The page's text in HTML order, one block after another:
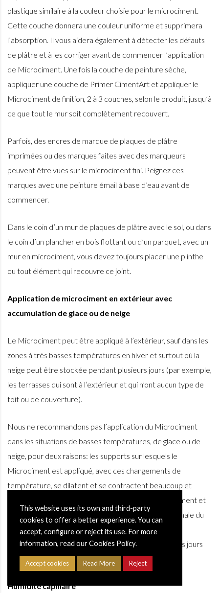
plastique similaire à la couleur choisie pour le microciment.
Cette couche donnera une couleur uniforme et supprimera
l’absorption. Il vous aidera également à détecter les défauts
de plâtre et à les corriger avant de commencer l’application
de Microciment. Une fois la couche de peinture sèche,
appliquer une couche de Primer CimentArt et appliquer le
Microciment de finition, 2 à 3 couches, selon le produit, jusqu’à
ce que tout le mur soit complètement recouvert.
Parfois, des encres de marque de plaques de plâtre
imprimées ou des marques faites avec des marqueurs
peuvent être vues sur le microciment fini. Peignez ces
marques avec une peinture émail à base d’eau avant de
commencer.
Dans le coin d’un mur de plaques de plâtre avec le sol, ou dans
le coin d’un plancher en bois flottant ou d’un parquet, avec un
mur en microciment, vous devez toujours placer une plinthe
ou tout élément qui recouvre ce joint.
Application de microciment en extérieur avec
accumulation de glace ou de neige
Le Microciment peut être appliqué à l’extérieur, sauf dans les
zones à très basses températures en hiver et surtout où la
neige peut être stockée pendant plusieurs jours (par exemple,
les terrasses qui sont à l’extérieur et qui n’ont aucun type de
toit ou de couverture).
Nous ne recommandons pas l’application du Microciment
dans les situations de basses températures, de glace ou de
neige, pour deux raisons: les supports sur lesquels le
Microciment est appliqué, avec ces changements de
température, se dilatent et se contractent beaucoup et
peuvent se fracturer et voir cette fissure en Microciment et
la deuxième raison est que la couche de protection finale du
vernis polyuréthane peut être affectée et même
endommagée, si le Microciment est pendant plusieurs jours
sous la neige ou l’eau.
Humidité capillaire
This website uses its own and third-party
cookies to offer a better experience. You can
accept, configure or reject its use. For more
information, read our Cookies Policy.
Accept cookies Read More Reject